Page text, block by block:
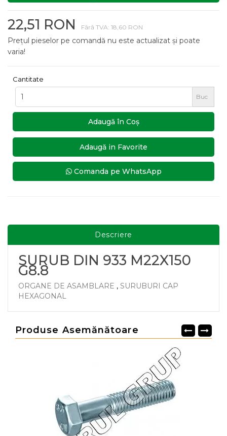
22,51 RON Fără TVA: 18,60 RON
Prețul pieselor pe comandă nu este actualizat și poate
varia!
Cantitate
Buc
Adaugă în Coş
Adaugă in Favorite
Comanda pe WhatsApp
Descriere
SURUB DIN 933 M22X150
G8.8
ORGANE DE ASAMBLARE , SURUBURI CAP
HEXAGONAL
Produse Asemănătoare